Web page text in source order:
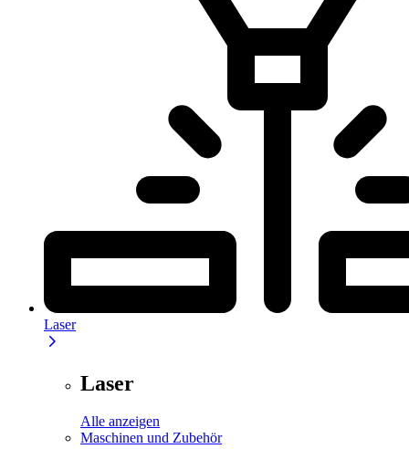
Laser
Laser
Alle anzeigen
Maschinen und Zubehör